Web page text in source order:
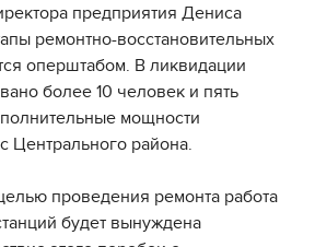
предприятия Дениса
ремонтно-восстановительных
оперштабом. В ликвидации
более 10 человек и пять
мощности
Центрального района.
проведения ремонта работа
будет вынуждена